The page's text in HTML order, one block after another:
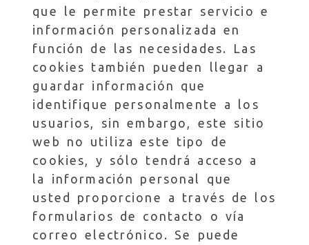
que le permite prestar servicio e
información personalizada en
función de las necesidades. Las
cookies también pueden llegar a
guardar información que
identifique personalmente a los
usuarios, sin embargo, este sitio
web no utiliza este tipo de
cookies, y sólo tendrá acceso a
la información personal que
usted proporcione a través de los
formularios de contacto o vía
correo electrónico. Se puede